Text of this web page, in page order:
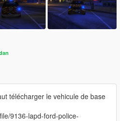
télécharger le vehicule de base
9136-lapd-ford-police-